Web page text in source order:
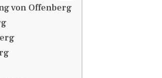
von Offenberg